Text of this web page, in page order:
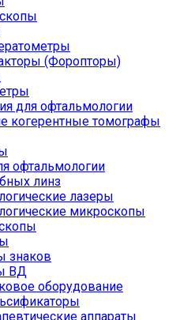
(Форопторы)
для офтальмологии
когерентные томографы
офтальмологии
линз
лазеры
микроскопы
знаков
ВД
оборудование
аппараты